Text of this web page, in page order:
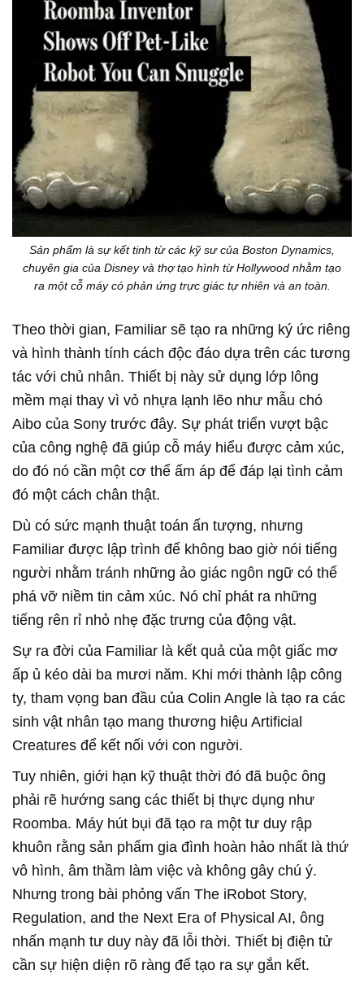
Sản phẩm là sự kết tinh từ các kỹ sư của Boston Dynamics,
chuyên gia của Disney và thợ tạo hình từ Hollywood nhằm tạo
ra một cỗ máy có phản ứng trực giác tự nhiên và an toàn.
Theo thời gian, Familiar sẽ tạo ra những ký ức riêng
và hình thành tính cách độc đáo dựa trên các tương
tác với chủ nhân. Thiết bị này sử dụng lớp lông
mềm mại thay vì vỏ nhựa lạnh lẽo như mẫu chó
Aibo của Sony trước đây. Sự phát triển vượt bậc
của công nghệ đã giúp cỗ máy hiểu được cảm xúc,
do đó nó cần một cơ thể ấm áp để đáp lại tình cảm
đó một cách chân thật.
Dù có sức mạnh thuật toán ấn tượng, nhưng
Familiar được lập trình để không bao giờ nói tiếng
người nhằm tránh những ảo giác ngôn ngữ có thể
phá vỡ niềm tin cảm xúc. Nó chỉ phát ra những
tiếng rên rỉ nhỏ nhẹ đặc trưng của động vật.
Sự ra đời của Familiar là kết quả của một giấc mơ
ấp ủ kéo dài ba mươi năm. Khi mới thành lập công
ty, tham vọng ban đầu của Colin Angle là tạo ra các
sinh vật nhân tạo mang thương hiệu Artificial
Creatures để kết nối với con người.
Tuy nhiên, giới hạn kỹ thuật thời đó đã buộc ông
phải rẽ hướng sang các thiết bị thực dụng như
Roomba. Máy hút bụi đã tạo ra một tư duy rập
khuôn rằng sản phẩm gia đình hoàn hảo nhất là thứ
vô hình, âm thầm làm việc và không gây chú ý.
Nhưng trong bài phỏng vấn The iRobot Story,
Regulation, and the Next Era of Physical AI, ông
nhấn mạnh tư duy này đã lỗi thời. Thiết bị điện tử
cần sự hiện diện rõ ràng để tạo ra sự gắn kết.